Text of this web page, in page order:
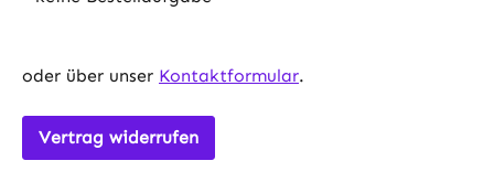
oder über unser Kontaktformular.
Vertrag widerrufen